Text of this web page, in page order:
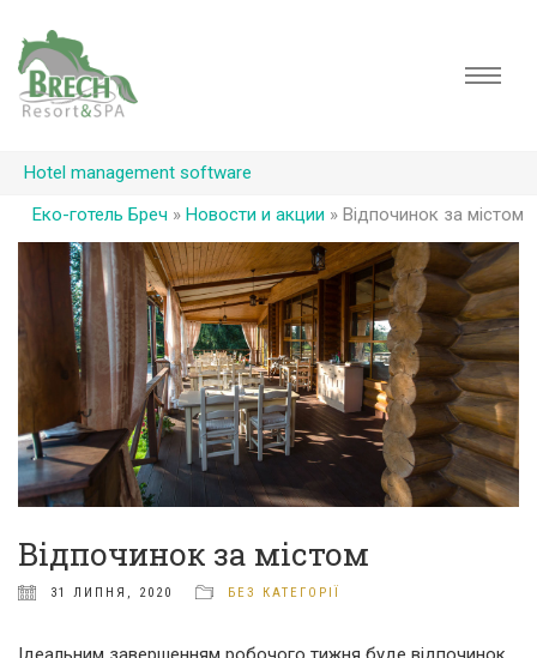
Hotel management software
Еко-готель Бреч » Новости и акции » Відпочинок за містом
Відпочинок за містом
31 ЛИПНЯ, 2020 БЕЗ КАТЕГОРІЇ